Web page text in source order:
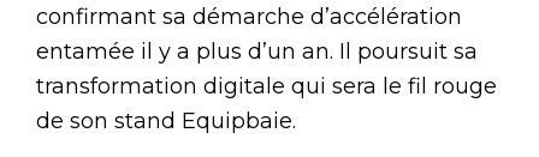
confirmant sa démarche d’accélération
entamée il y a plus d’un an. Il poursuit sa
transformation digitale qui sera le fil rouge
de son stand Equipbaie.